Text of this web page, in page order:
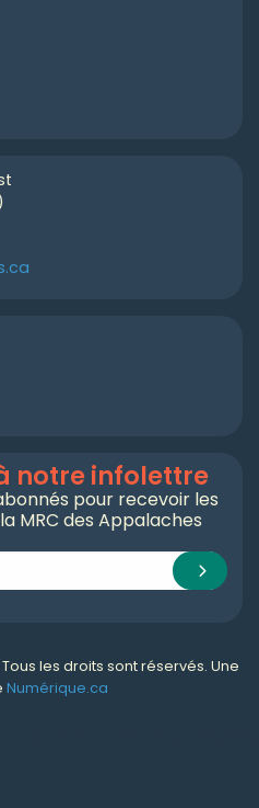
notre infolettre
pour recevoir les
MRC des Appalaches
les droits sont réservés. Une
Numérique.ca